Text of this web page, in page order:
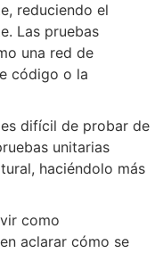
reduciendo el
Las pruebas
una red de
código o la
difícil de probar de
unitarias
haciéndolo más
como
aclarar cómo se